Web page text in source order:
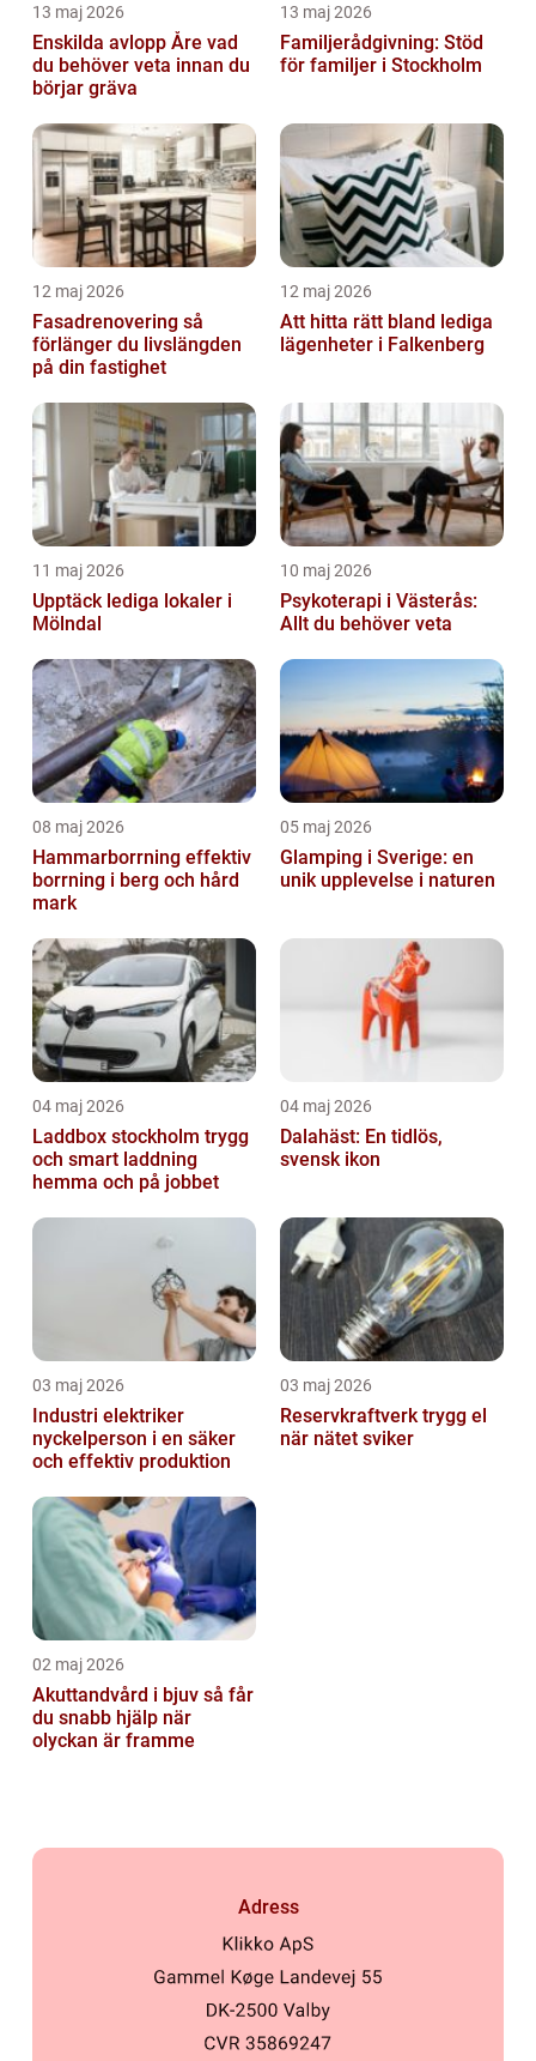
13 maj 2026
Enskilda avlopp Åre vad
du behöver veta innan du
börjar gräva
13 maj 2026
Familjerådgivning: Stöd
för familjer i Stockholm
12 maj 2026
Fasadrenovering så
förlänger du livslängden
på din fastighet
12 maj 2026
Att hitta rätt bland lediga
lägenheter i Falkenberg
11 maj 2026
Upptäck lediga lokaler i
Mölndal
10 maj 2026
Psykoterapi i Västerås:
Allt du behöver veta
08 maj 2026
Hammarborrning effektiv
borrning i berg och hård
mark
05 maj 2026
Glamping i Sverige: en
unik upplevelse i naturen
04 maj 2026
Laddbox stockholm trygg
och smart laddning
hemma och på jobbet
04 maj 2026
Dalahäst: En tidlös,
svensk ikon
03 maj 2026
Industri elektriker
nyckelperson i en säker
och effektiv produktion
03 maj 2026
Reservkraftverk trygg el
när nätet sviker
02 maj 2026
Akuttandvård i bjuv så får
du snabb hjälp när
olyckan är framme
Adress